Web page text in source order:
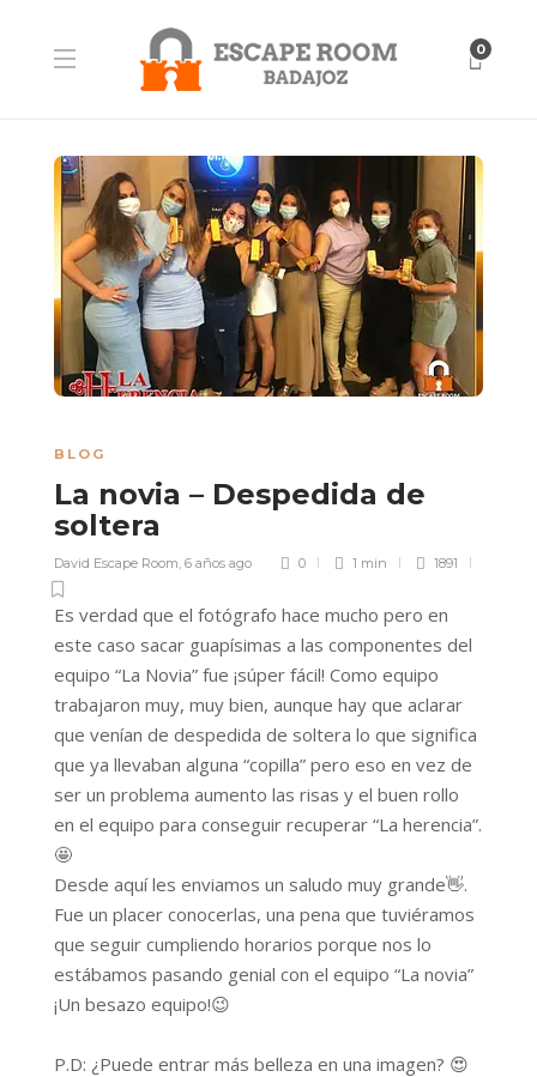
0
BLOG
La novia – Despedida de
soltera
David Escape Room, 6 años ago 0 1 min 1891
Es verdad que el fotógrafo hace mucho pero en
este caso sacar guapísimas a las componentes del
equipo “La Novia” fue ¡súper fácil! Como equipo
trabajaron muy, muy bien, aunque hay que aclarar
que venían de despedida de soltera lo que significa
que ya llevaban alguna “copilla” pero eso en vez de
ser un problema aumento las risas y el buen rollo
en el equipo para conseguir recuperar “La herencia”.
🤩
Desde aquí les enviamos un saludo muy grande👋.
Fue un placer conocerlas, una pena que tuviéramos
que seguir cumpliendo horarios porque nos lo
estábamos pasando genial con el equipo “La novia”
¡Un besazo equipo!😉
P.D: ¿Puede entrar más belleza en una imagen? 😍